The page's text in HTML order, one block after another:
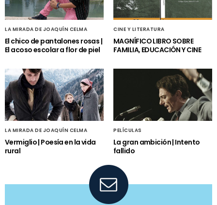
LA MIRADA DE JOAQUÍN CELMA
El chico de pantalones rosas |
El acoso escolar a flor de piel
CINE Y LITERATURA
MAGNÍFICO LIBRO SOBRE
FAMILIA, EDUCACIÓN Y CINE
LA MIRADA DE JOAQUÍN CELMA
Vermiglio | Poesía en la vida
rural
PELÍCULAS
La gran ambición | Intento
fallido